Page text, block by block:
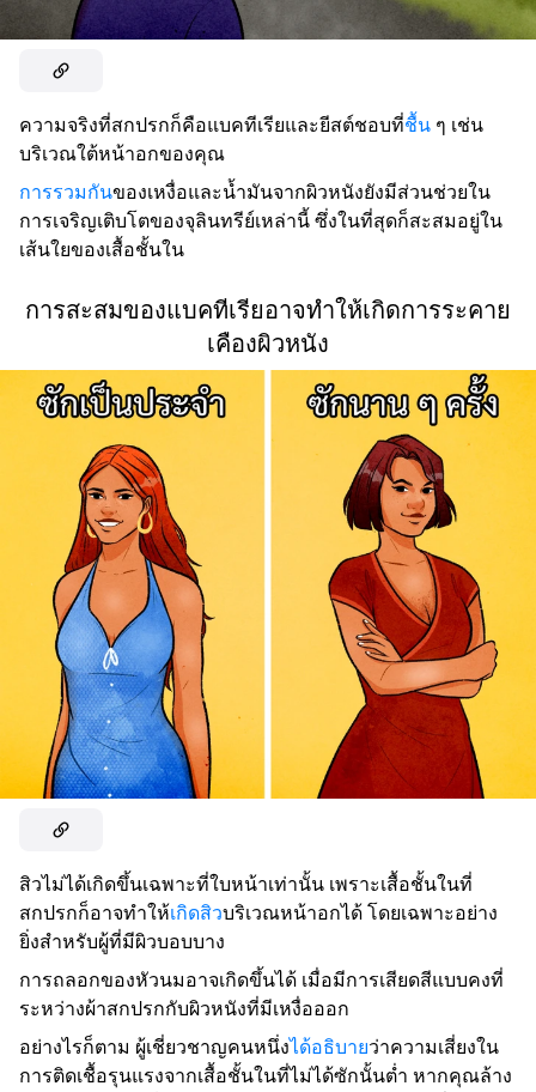
ความจริงที่สกปรกก็คือแบคทีเรียและยีสต์ชอบที่ชื้น ๆ เช่น
บริเวณใต้หน้าอกของคุณ
การรวมกันของเหงื่อและน้ำมันจากผิวหนังยังมีส่วนช่วยใน
การเจริญเติบโตของจุลินทรีย์เหล่านี้ ซึ่งในที่สุดก็สะสมอยู่ใน
เส้นใยของเสื้อชั้นใน
การสะสมของแบคทีเรียอาจทำให้เกิดการระคาย
เคืองผิวหนัง
สิวไม่ได้เกิดขึ้นเฉพาะที่ใบหน้าเท่านั้น เพราะเสื้อชั้นในที่
สกปรกก็อาจทำให้เกิดสิวบริเวณหน้าอกได้ โดยเฉพาะอย่าง
ยิ่งสำหรับผู้ที่มีผิวบอบบาง
การถลอกของหัวนมอาจเกิดขึ้นได้ เมื่อมีการเสียดสีแบบคงที่
ระหว่างผ้าสกปรกกับผิวหนังที่มีเหงื่อออก
อย่างไรก็ตาม ผู้เชี่ยวชาญคนหนึ่งได้อธิบายว่าความเสี่ยงใน
การติดเชื้อรุนแรงจากเสื้อชั้นในที่ไม่ได้ซักนั้นต่ำ หากคุณล้าง